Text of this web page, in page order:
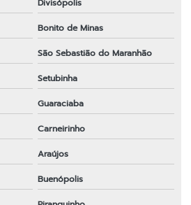
Divisópolis
Bonito de Minas
São Sebastião do Maranhão
Setubinha
Guaraciaba
Carneirinho
Araújos
Buenópolis